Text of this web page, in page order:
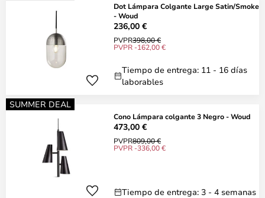
Dot Lámpara Colgante Large Satin/Smoke
- Woud
236,00 €
PVPR398,00 €
PVPR -162,00 €
Tiempo de entrega: 11 - 16 días
laborables
SUMMER DEAL
Cono Lámpara colgante 3 Negro - Woud
473,00 €
PVPR809,00 €
PVPR -336,00 €
Tiempo de entrega: 3 - 4 semanas